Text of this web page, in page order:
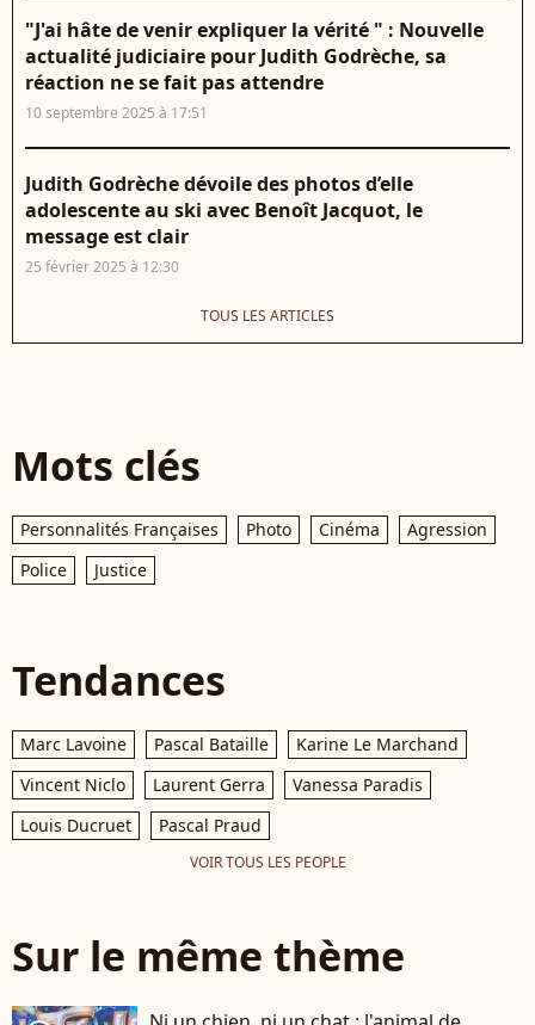
"J'ai hâte de venir expliquer la vérité " : Nouvelle
actualité judiciaire pour Judith Godrèche, sa
réaction ne se fait pas attendre
10 septembre 2025 à 17:51
Judith Godrèche dévoile des photos d’elle
adolescente au ski avec Benoît Jacquot, le
message est clair
25 février 2025 à 12:30
TOUS LES ARTICLES
Mots clés
Personnalités Françaises Photo Cinéma
Agression
Police
Justice
Tendances
Marc Lavoine Pascal Bataille
Karine Le Marchand
Vincent Niclo
Laurent Gerra
Vanessa Paradis
Louis Ducruet
Pascal Praud
VOIR TOUS LES PEOPLE
Sur le même thème